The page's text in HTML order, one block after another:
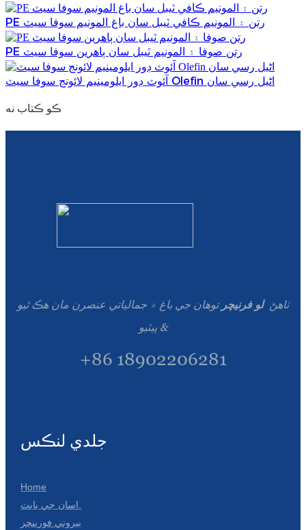
PE رتن ۽ المونيم ڪافي ٽيبل سان باغ المونيم سوفا سيٽ
PE رتن صوفا ۽ المونيم ٽيبل سان ٻاھرين سوفا سيٽ
آئوٽ ڊور ايلومينيم لائونج سوفا سيٽ Olefin اڻيل رسي سان
ڪو ڪتاب نه
ٺاهڻ لو فرنيچرتوهان جي باغ ۾ جمالياتي عنصرن مان هڪ ٿيو
& پيٽيو
+86 18902206281
جلدي لنڪس
Home
اسان جي بابت.
بيروني فورينچر